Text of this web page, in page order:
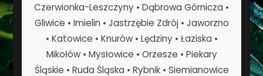
Czerwionka-Leszczyny • Dąbrowa Górnicza •
Gliwice • Imielin • Jastrzębie Zdrój • Jaworzno
• Katowice • Knurów • Lędziny • Łaziska •
Mikołów • Mysłowice • Orzesze • Piekary
Śląskie • Ruda Śląska • Rybnik • Siemianowice